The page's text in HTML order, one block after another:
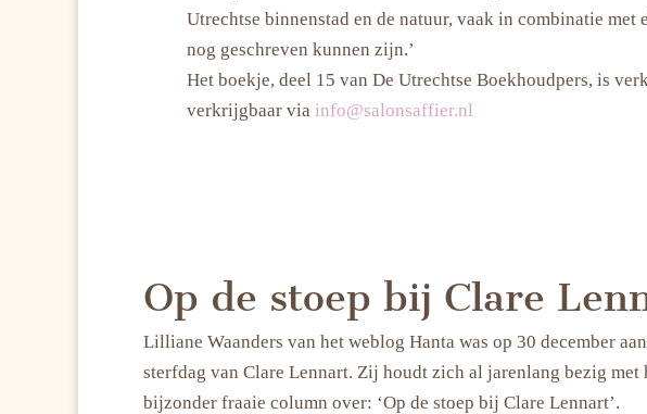
Utrechtse binnenstad en de natuur, vaak in combinatie met
nog geschreven kunnen zijn.’
Het boekje, deel 15 van De Utrechtse Boekhoudpers, is
verkrijgbaar via info@salonsaffier.nl
Op de stoep bij Clare
Lilliane Waanders van het weblog Hanta was op 30 december
sterfdag van Clare Lennart. Zij houdt zich al jarenlang bezig
bijzonder fraaie column over: ‘Op de stoep bij Clare Lennart’.